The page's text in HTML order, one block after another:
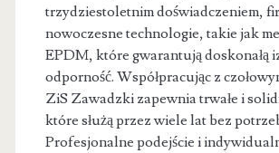
trzydziestoletnimdoświadczeniem,
nowoczesne technologie, takie jak
EPDM, które gwarantują doskonałą
odporność. Współpracując z
ZiS Zawadzki zapewnia trwałe i
które służą przez wiele lat bez
Profesjonalne podejście i